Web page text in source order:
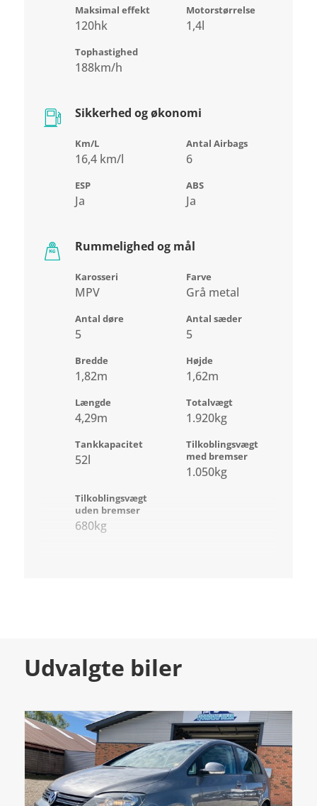
Maksimal effekt
120hk
Motorstørrelse
1,4l
Tophastighed
188km/h
Sikkerhed og økonomi
Km/L
16,4 km/l
Antal Airbags
6
ESP
Ja
ABS
Ja
Rummelighed og mål
Karosseri
MPV
Farve
Grå metal
Antal døre
5
Antal sæder
5
Bredde
1,82m
Højde
1,62m
Længde
4,29m
Totalvægt
1.920kg
Tankkapacitet
52l
Tilkoblingsvægt
med bremser
1.050kg
Tilkoblingsvægt
uden bremser
680kg
Udvalgte biler